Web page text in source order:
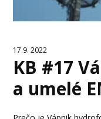
17.9. 2022
KB #17
a umelé